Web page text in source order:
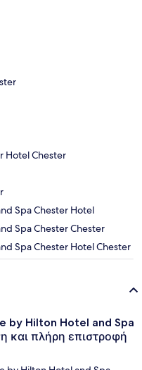
Hotel Chester
Spa Chester Hotel
Spa Chester Chester
Spa Chester Hotel Chester
by Hilton Hotel and Spa
και πλήρη επιστροφή